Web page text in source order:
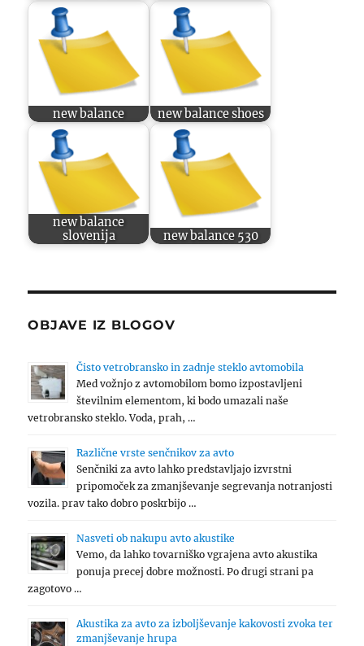
new balance new balance shoes
new balance
slovenija
new balance 530
OBJAVE IZ BLOGOV
Čisto vetrobransko in zadnje steklo avtomobila
Med vožnjo z avtomobilom bomo izpostavljeni
številnim elementom, ki bodo umazali naše
vetrobransko steklo. Voda, prah, …
Različne vrste senčnikov za avto
Senčniki za avto lahko predstavljajo izvrstni
pripomoček za zmanjševanje segrevanja notranjosti
vozila. prav tako dobro poskrbijo …
Nasveti ob nakupu avto akustike
Vemo, da lahko tovarniško vgrajena avto akustika
ponuja precej dobre možnosti. Po drugi strani pa
zagotovo …
Akustika za avto za izboljševanje kakovosti zvoka ter
zmanjševanje hrupa